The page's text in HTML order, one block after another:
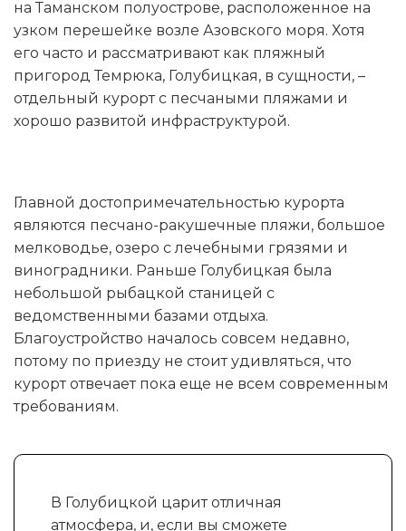
на Таманском полуострове, расположенное на
узком перешейке возле Азовского моря. Хотя
его часто и рассматривают как пляжный
пригород Темрюка, Голубицкая, в сущности, –
отдельный курорт с песчаными пляжами и
хорошо развитой инфраструктурой.
Главной достопримечательностью курорта
являются песчано-ракушечные пляжи, большое
мелководье, озеро с лечебными грязями и
виноградники. Раньше Голубицкая была
небольшой рыбацкой станицей с
ведомственными базами отдыха.
Благоустройство началось совсем недавно,
потому по приезду не стоит удивляться, что
курорт отвечает пока еще не всем современным
требованиям.
В Голубицкой царит отличная
атмосфера, и, если вы сможете